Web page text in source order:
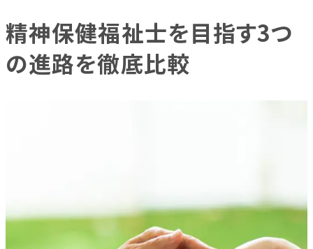
精神保健福祉士を目指す3つ
の進路を徹底比較